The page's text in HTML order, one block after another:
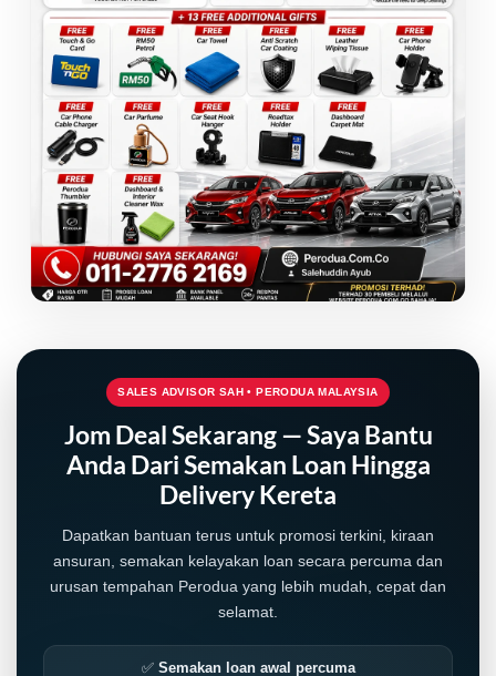
LIVE
SALES ADVISOR SAH • PERODUA MALAYSIA
Jom Deal Sekarang — Saya Bantu
Anda Dari Semakan Loan Hingga
Delivery Kereta
Dapatkan bantuan terus untuk promosi terkini, kiraan
ansuran, semakan kelayakan loan secara percuma dan
urusan tempahan Perodua yang lebih mudah, cepat dan
selamat.
✅ Semakan loan awal percuma